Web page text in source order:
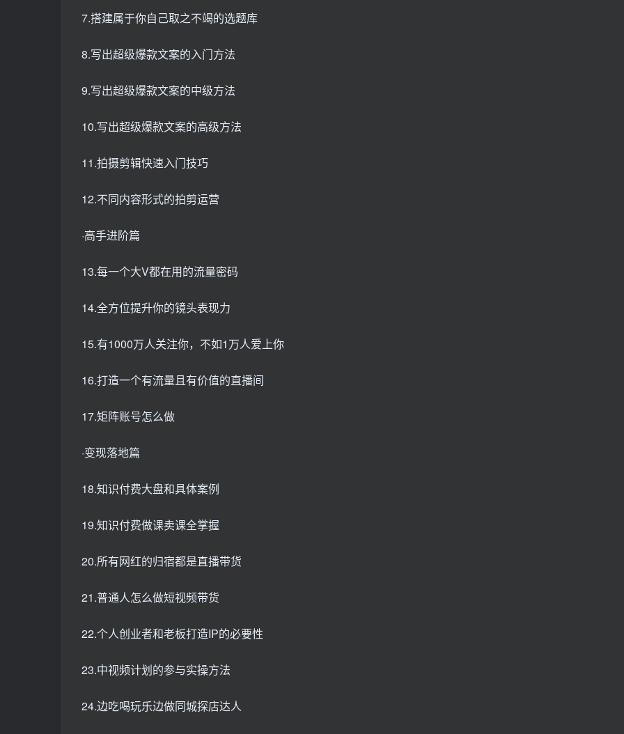
7.搭建属于你自己取之不竭的选题库
8.写出超级爆款文案的入门方法
9.写出超级爆款文案的中级方法
10.写出超级爆款文案的高级方法
11.拍摄剪辑快速入门技巧
12.不同内容形式的拍剪运营
·高手进阶篇
13.每一个大V都在用的流量密码
14.全方位提升你的镜头表现力
15.有1000万人关注你，不如1万人爱上你
16.打造一个有流量且有价值的直播间
17.矩阵账号怎么做
·变现落地篇
18.知识付费大盘和具体案例
19.知识付费做课卖课全掌握
20.所有网红的归宿都是直播带货
21.普通人怎么做短视频带货
22.个人创业者和老板打造IP的必要性
23.中视频计划的参与实操方法
24.边吃喝玩乐边做同城探店达人